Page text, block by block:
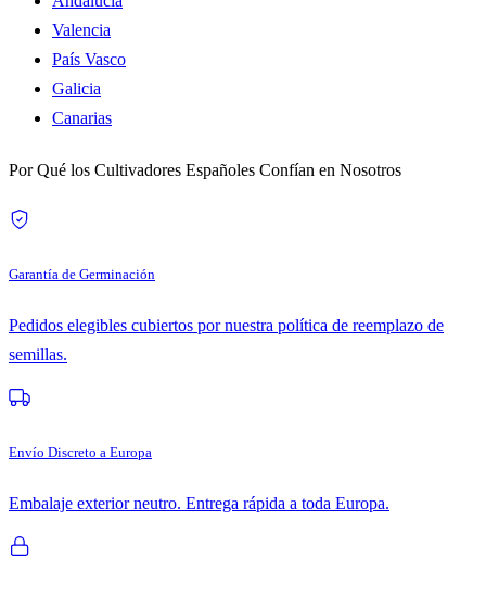
Valencia
País Vasco
Galicia
Canarias
Por Qué los Cultivadores Españoles Confían en Nosotros
Garantía de Germinación
Pedidos elegibles cubiertos por nuestra política de reemplazo de
semillas.
Envío Discreto a Europa
Embalaje exterior neutro. Entrega rápida a toda Europa.